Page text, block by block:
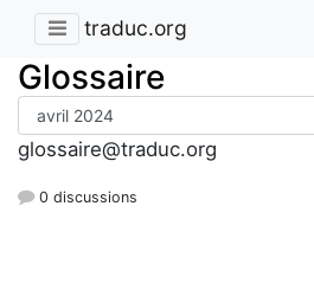
traduc.org
Glossaire
glossaire@traduc.org
0 discussions